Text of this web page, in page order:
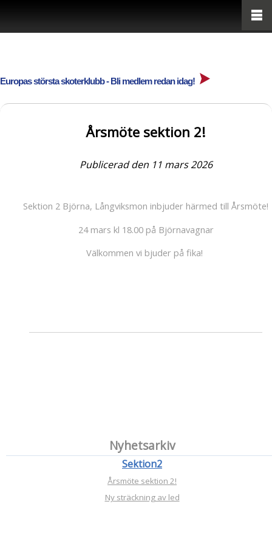
Europas största skoterklubb - Bli medlem redan idag!
Nyhetsarkiv
Sektion2
Årsmöte sektion 2!
Ny sträckning av led
Årsmöte sektion 2!
Publicerad den 11 mars 2026
Sektion 2 Björna, Långviksmon inbjuder härmed till Årsmöte!
24 mars kl 18.00 på Björnavagnar
Välkommen vi bjuder på fika!